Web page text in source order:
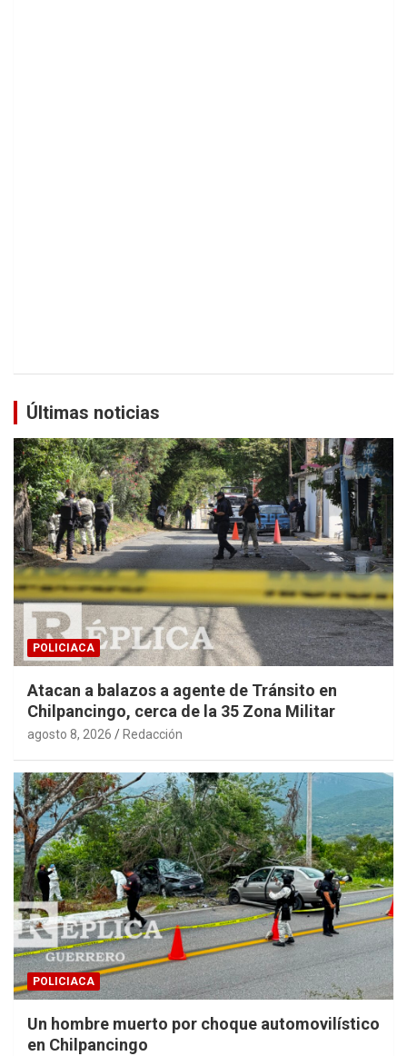
Últimas noticias
POLICIACA
Atacan a balazos a agente de Tránsito en
Chilpancingo, cerca de la 35 Zona Militar
agosto 8, 2026 Redacción
POLICIACA
Un hombre muerto por choque automovilístico
en Chilpancingo